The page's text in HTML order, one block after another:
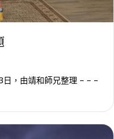
，由靖和師兄整理 – – –